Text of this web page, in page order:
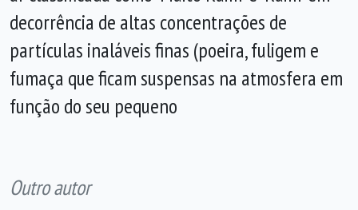
decorrência de altas concentrações de
partículas inaláveis finas (poeira, fuligem e
fumaça que ficam suspensas na atmosfera em
função do seu pequeno
Outro autor